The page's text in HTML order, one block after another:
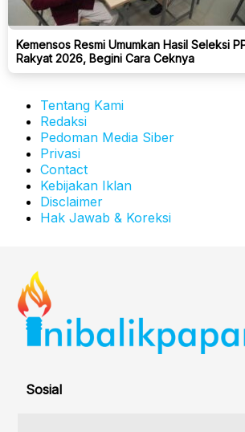
Kemensos Resmi Umumkan Hasil Seleksi
Rakyat 2026, Begini Cara Ceknya
Tentang Kami
Redaksi
Pedoman Media Siber
Privasi
Contact
Kebijakan Iklan
Disclaimer
Hak Jawab & Koreksi
Sosial